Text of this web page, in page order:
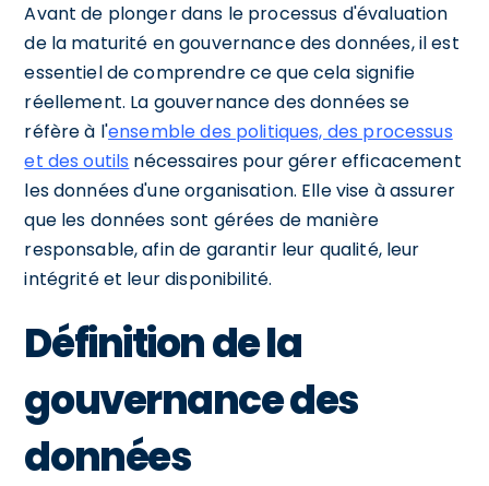
Avant de plonger dans le processus d'évaluation
de la maturité en gouvernance des données, il est
essentiel de comprendre ce que cela signifie
réellement. La gouvernance des données se
réfère à l'ensemble des politiques, des processus
et des outils nécessaires pour gérer efficacement
les données d'une organisation. Elle vise à assurer
que les données sont gérées de manière
responsable, afin de garantir leur qualité, leur
intégrité et leur disponibilité.
Définition de la
gouvernance des
données